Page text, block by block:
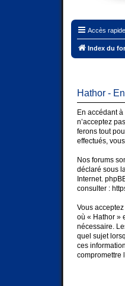
Accès rapide
Index du
Hathor -
En accédant
n’acceptez
ferons tout
effectués,
Nos forums
déclaré sous
Internet.
consulter :
Vous
où « Hathor »
nécessaire.
quel sujet
ces
compromettre